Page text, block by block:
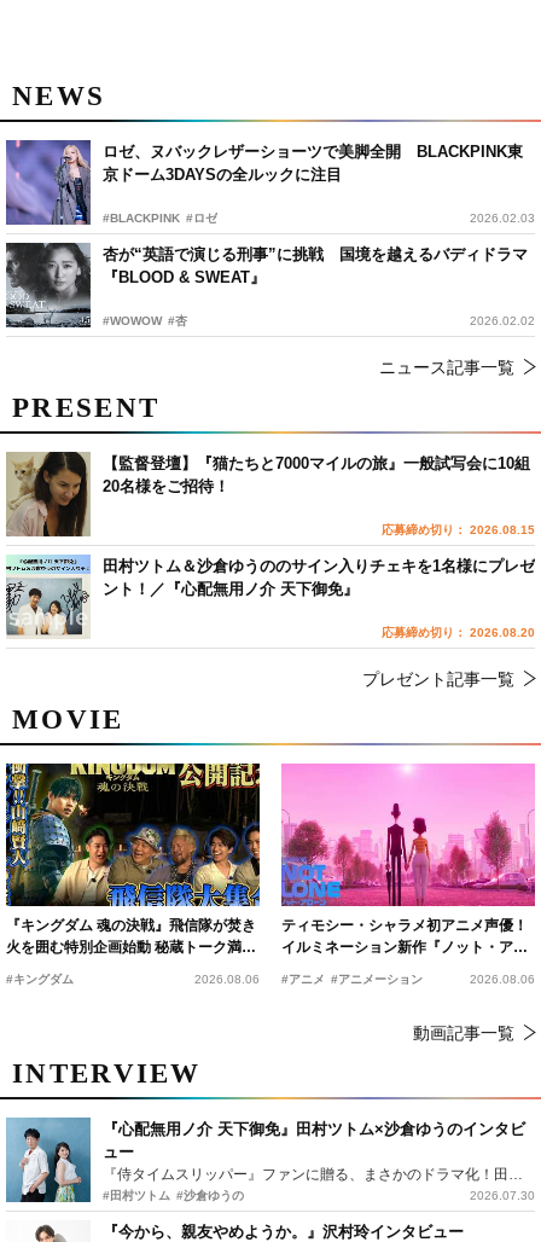
NEWS
ロゼ、ヌバックレザーショーツで美脚全開 BLACKPINK東
京ドーム3DAYSの全ルックに注目
#BLACKPINK #ロゼ 2026.02.03
杏が“英語で演じる刑事”に挑戦 国境を越えるバディドラマ
『BLOOD & SWEAT』
#WOWOW #杏 2026.02.02
ニュース記事一覧
MOVIE
『キングダム 魂の決戦』飛信隊が焚き
火を囲む特別企画始動 秘蔵トーク満載
#キングダム 2026.08.06
ティモシー・シャラメ初アニメ声優！
イルミネーション新作『ノット・アロ
#アニメ #アニメーション 2026.08.06
動画記事一覧
INTERVIEW
『心配無用ノ介 天下御免』田村ツトム×沙倉ゆうのインタビ
ュー
『侍タイムスリッパー』ファンに贈る、まさかのドラマ化！田村ツトム×沙倉ゆうのが語る『心配無用ノ介』撮影秘話
#田村ツトム #沙倉ゆうの 2026.07.30
『今から、親友やめようか。』沢村玲インタビュー
PRESENT
【監督登壇】『猫たちと7000マイルの旅』一般試写会に10組
20名様をご招待！
応募締め切り： 2026.08.15
田村ツトム＆沙倉ゆうののサイン入りチェキを1名様にプレゼ
ント！／『心配無用ノ介 天下御免』
応募締め切り： 2026.08.20
プレゼント記事一覧